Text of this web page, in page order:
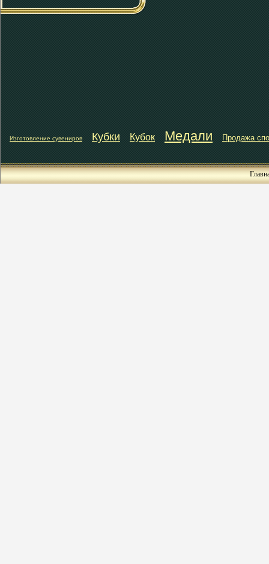
Изготовление сувениров Кубки Кубок Медали Продажа